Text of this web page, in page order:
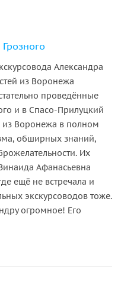
Александра
из Воронежа
проведённые
и в Спасо-Прилуцкий
Воронежа в полном
обширных знаний,
Их
Афанасьевна
ещё не встречала и
экскурсоводов тоже.
огромное! Его